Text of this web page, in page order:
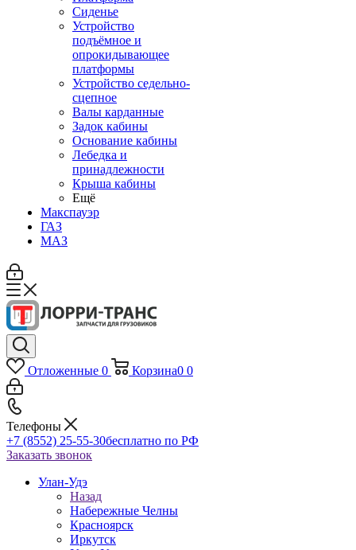
Сиденье
Устройство
подъёмное и
опрокидывающее
платформы
Устройство седельно-
сцепное
Валы карданные
Задок кабины
Основание кабины
Лебедка и
принадлежности
Крыша кабины
Ещё
Макспауэр
ГАЗ
МАЗ
Отложенные 0 Корзина0 0
Телефоны
+7 (8552) 25-55-30бесплатно по РФ
Заказать звонок
Улан-Удэ
Назад
Набережные Челны
Красноярск
Иркутск